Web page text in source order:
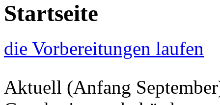
Startseite
die Vorbereitungen laufen
Aktuell (Anfang